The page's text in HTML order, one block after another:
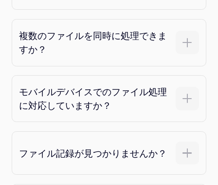
複数のファイルを同時に処理できま
すか？
モバイルデバイスでのファイル処理
に対応していますか？
ファイル記録が見つかりませんか？